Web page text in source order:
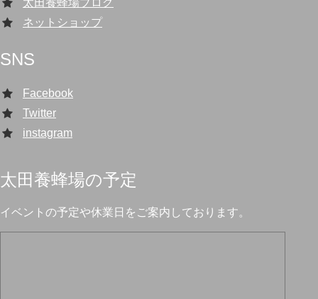
太田養蜂場ブログ
ネットショップ
SNS
Facebook
Twitter
instagram
太田養蜂場の予定
イベントの予定や休業日をご案内しております。